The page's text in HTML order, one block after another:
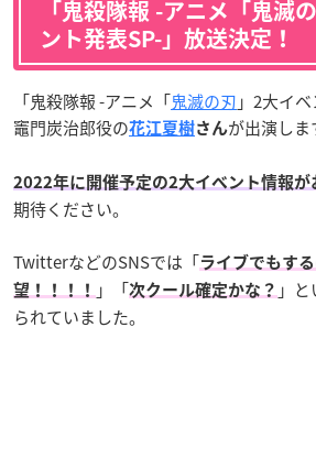
「鬼殺隊報 -アニメ「鬼滅
ント発表SP-」放送決定！
「鬼殺隊報 -アニメ「鬼滅の刃 」2大イベ
竈門炭治郎役の花江夏樹さんが出演しま
2022年に開催予定の2大イベント情報が
期待ください。
TwitterなどのSNSでは「ライブでもす
望！！！！
」「次クール確定かな？ 」
られていました。